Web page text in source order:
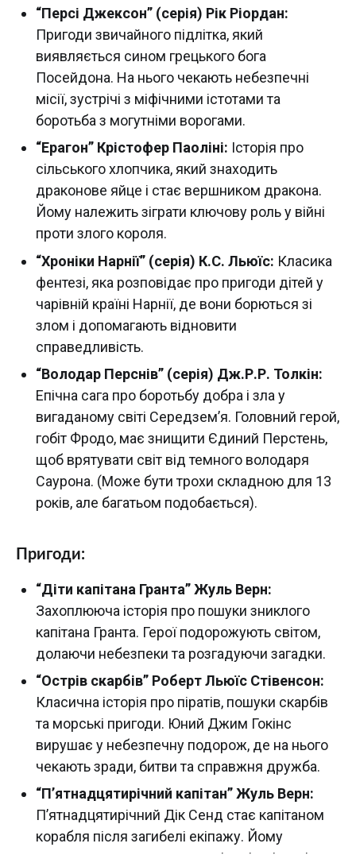
“Персі Джексон” (серія) Рік Ріордан:
Пригоди звичайного підлітка, який
виявляється сином грецького бога
Посейдона. На нього чекають небезпечні
місії, зустрічі з міфічними істотами та
боротьба з могутніми ворогами.
“Ерагон” Крістофер Паоліні: Історія про
сільського хлопчика, який знаходить
драконове яйце і стає вершником дракона.
Йому належить зіграти ключову роль у війні
проти злого короля.
“Хроніки Нарнії” (серія) К.С. Льюїс: Класика
фентезі, яка розповідає про пригоди дітей у
чарівній країні Нарнії, де вони борються зі
злом і допомагають відновити
справедливість.
“Володар Перснів” (серія) Дж.Р.Р. Толкін:
Епічна сага про боротьбу добра і зла у
вигаданому світі Середзем’я. Головний герой,
гобіт Фродо, має знищити Єдиний Перстень,
щоб врятувати світ від темного володаря
Саурона. (Може бути трохи складною для 13
років, але багатьом подобається).
Пригоди:
“Діти капітана Гранта” Жуль Верн:
Захоплююча історія про пошуки зниклого
капітана Гранта. Герої подорожують світом,
долаючи небезпеки та розгадуючи загадки.
“Острів скарбів” Роберт Льюїс Стівенсон:
Класична історія про піратів, пошуки скарбів
та морські пригоди. Юний Джим Гокінс
вирушає у небезпечну подорож, де на нього
чекають зради, битви та справжня дружба.
“П’ятнадцятирічний капітан” Жуль Верн:
П’ятнадцятирічний Дік Сенд стає капітаном
корабля після загибелі екіпажу. Йому